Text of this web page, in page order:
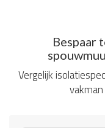
Bespaar
Vergelijk